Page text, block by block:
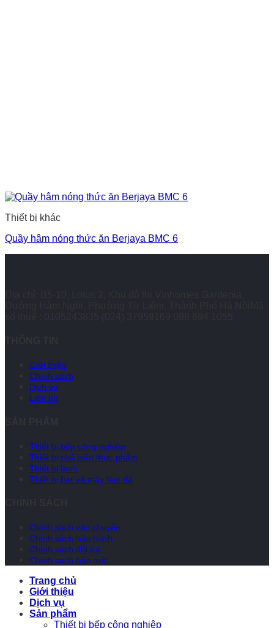
Thiết bị khác
Quầy hâm nóng thức ăn Berjaya BMC 6
Giới thiệu
Chính sách
Dịch vụ
Liên hệ
Thiết bị bếp công nghiệp
Thiết bị chế biến thực phẩm
Thiết bị lạnh
Thiết bị bar và máy làm đá
Chính sách vận chuyển
Chính sách bảo hành
Chính sách đổi trả
Chính sách bảo mật
Trang chủ
Giới thiệu
Dịch vụ
Sản phẩm
Thiết bị bếp công nghiệp